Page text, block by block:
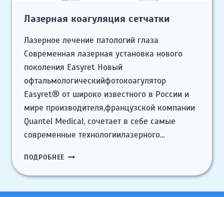
Лазерная коагуляция сетчатки
Лазерное лечение патологий глаза
Современная лазерная установка нового
поколения Easyret Новый
офтальмологическийфотокоагулятор
Easyret® от широко известного в России и
мире производителя,французской компании
Quantel Medical, сочетает в себе самые
современные технологиилазерного…
ПОДРОБНЕЕ ЛАЗЕРНАЯ
СЕТЧАТКИ